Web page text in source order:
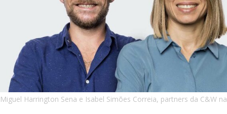
Miguel Harrington Sena e Isabel Simões Correia, partners da C&W